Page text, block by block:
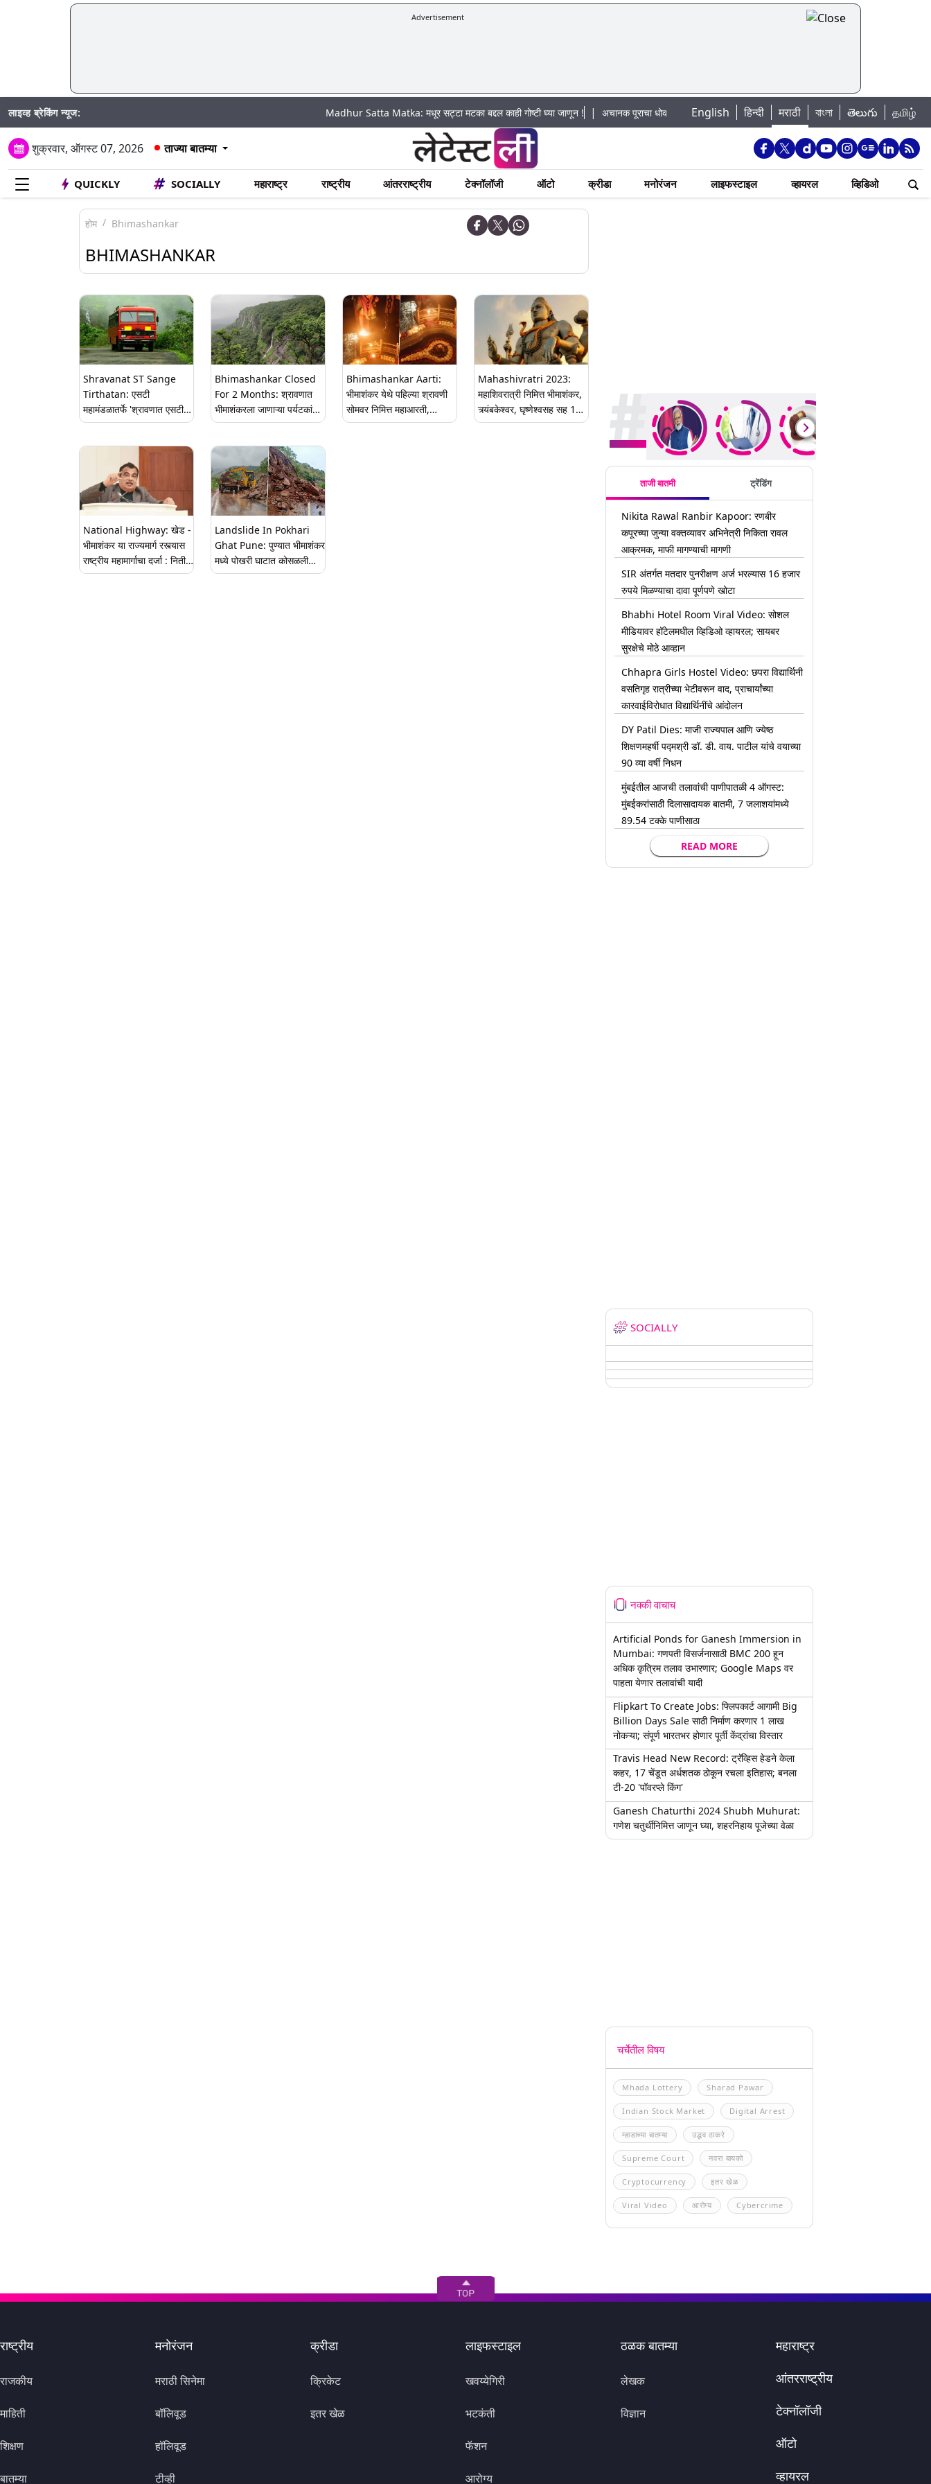
Advertisement
लाइव्ह ब्रेकिंग न्यूज: Madhur Satta Matka: मधूर सट्टा मटका बद्दल काही गोष्टी घ्या जाणून !|अचानक पूराचा धोका: खडकवासला धरणातून मुठानदी पात्रात विसर्ग सुरु; नागरिकांना नदीपात्रात न
English हिन्दी मराठी বাংলা తెలుగు தமிழ்
शुक्रवार, ऑगस्ट 07, 2026 ताज्या बातम्या
QUICKLY SOCIALLY महाराष्ट्र राष्ट्रीय आंतरराष्ट्रीय टेक्नॉलॉजी ऑटो क्रीडा मनोरंजन लाइफस्टाइल व्हायरल व्हिडिओ
होम Bhimashankar
BHIMASHANKAR
Shravanat ST Sange
Tirthatan: एसटी
महामंडळातर्फे 'श्रावणात एसटी
संगे तीर्थाटन’ उपक्रमाचे
राज्यातील तीर्थक्षेत्रांना भेट
देण्याची संधी
Bhimashankar Closed
For 2 Months: श्रावणात
भीमाशंकरला जाणाऱ्या पर्यटकांना
मोठा झटका; 30 सप्टेंबरपर्यंत बंद
विभागाची माहिती
Bhimashankar Aarti:
भीमाशंकर येथे पहिल्या श्रावणी
सोमवर निमित्त महाआरती,
भाविकांनी दर्शनांसाठी केली गर्दी
Mahashivratri 2023:
महाशिवरात्री निमित्त भीमाशंकर,
त्र्यंबकेश्वर, घृष्णेश्वसह सह 12
ज्योतिर्लिंगांच्या स्थापनेमागच्या 'या'
National Highway: खेड -
भीमाशंकर या राज्यमार्ग रस्त्यास
राष्ट्रीय महामार्गाचा दर्जा : नितीन
गडकरी
Landslide In Pokhari
Ghat Pune: पुण्यात भीमाशंकर
मध्ये पोखरी घाटात कोसळली
दरड; ट्राफिक 'वन वे' सुरू
ताजी बातमी ट्रेंडिंग
Nikita Rawal Ranbir Kapoor: रणबीर
कपूरच्या जुन्या वक्तव्यावर अभिनेत्री निकिता रावल
आक्रमक, माफी मागण्याची मागणी
SIR अंतर्गत मतदार पुनरीक्षण अर्ज भरल्यास 16 हजार
रुपये मिळण्याचा दावा पूर्णपणे खोटा
Bhabhi Hotel Room Viral Video: सोशल
मीडियावर हॉटेलमधील व्हिडिओ व्हायरल; सायबर
सुरक्षेचे मोठे आव्हान
Chhapra Girls Hostel Video: छपरा विद्यार्थिनी
वसतिगृह रात्रीच्या भेटीवरून वाद, प्राचार्यांच्या
कारवाईविरोधात विद्यार्थिनींचे आंदोलन
DY Patil Dies: माजी राज्यपाल आणि ज्येष्ठ
शिक्षणमहर्षी पद्मश्री डॉ. डी. वाय. पाटील यांचे वयाच्या
90 व्या वर्षी निधन
मुंबईतील आजची तलावांची पाणीपातळी 4 ऑगस्ट:
मुंबईकरांसाठी दिलासादायक बातमी, 7 जलाशयांमध्ये
89.54 टक्के पाणीसाठा
READ MORE
SOCIALLY
नक्की वाचाच
Artificial Ponds for Ganesh Immersion in
Mumbai: गणपती विसर्जनासाठी BMC 200 हून
अधिक कृत्रिम तलाव उभारणार; Google Maps वर
पाहता येणार तलावांची यादी
Flipkart To Create Jobs: फ्लिपकार्ट आगामी Big
Billion Days Sale साठी निर्माण करणार 1 लाख
नोकऱ्या; संपूर्ण भारतभर होणार पूर्ती केंद्रांचा विस्तार
Travis Head New Record: ट्रॅव्हिस हेडने केला
कहर, 17 चेंडूत अर्धशतक ठोकून रचला इतिहास; बनला
टी-20 'पॉवरप्ले किंग'
Ganesh Chaturthi 2024 Shubh Muhurat:
गणेश चतुर्थीनिमित्त जाणून घ्या, शहरनिहाय पूजेच्या वेळा
चर्चेतील विषय
Mhada Lottery Sharad Pawar
Indian Stock Market Digital Arrest
म्हाडाच्या बातम्या उद्धव ठाकरे
Supreme Court नवरा बायको
Cryptocurrency इतर खेळ
Viral Video आरोग्य Cybercrime
राष्ट्रीय
राजकीय
माहिती
शिक्षण
बातम्या
मनोरंजन
मराठी सिनेमा
बॉलिवूड
हॉलिवूड
टीव्ही
क्रीडा
क्रिकेट
इतर खेळ
लाइफस्टाइल
खवय्येगिरी
भटकंती
फॅशन
आरोग्य
ठळक बातम्या
लेखक
विज्ञान
महाराष्ट्र
आंतरराष्ट्रीय
टेक्नॉलॉजी
ऑटो
व्हायरल